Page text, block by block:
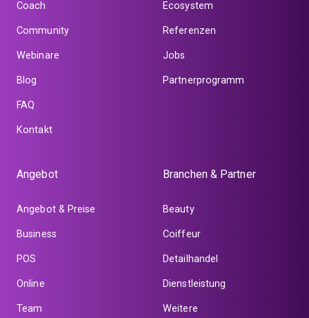
Coach
Community
Webinare
Blog
FAQ
Kontakt
Ecosystem
Referenzen
Jobs
Partnerprogramm
Angebot
Angebot & Preise
Business
POS
Online
Team
Branchen & Partner
Beauty
Coiffeur
Detailhandel
Dienstleistung
Weitere